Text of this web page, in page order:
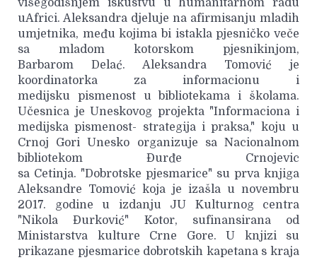
višegodišnjem iskustvu u humanitarnom radu
uAfrici. Aleksandra djeluje na afirmisanju mladih
umjetnika, među kojima bi istakla pjesničko veče
sa mladom kotorskom pjesnikinjom,
Barbarom Delać. Aleksandra Tomović je
koordinatorka za informacionu i
medijsku pismenost u bibliotekama i školama.
Učesnica je Uneskovog projekta "Informaciona i
medijska pismenost- strategija i praksa," koju u
Crnoj Gori Unesko organizuje sa Nacionalnom
bibliotekom Đurđe Crnojevic
sa Cetinja. "Dobrotske pjesmarice" su prva knjiga
Aleksandre Tomović koja je izašla u novembru
2017. godine u izdanju JU Kulturnog centra
"Nikola Đurković" Kotor, sufinansirana od
Ministarstva kulture Crne Gore. U knjizi su
prikazane pjesmarice dobrotskih kapetana s kraja